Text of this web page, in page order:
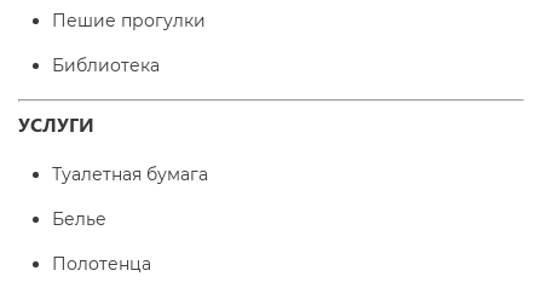
Пешие прогулки
Библиотека
УСЛУГИ
Туалетная бумага
Белье
Полотенца